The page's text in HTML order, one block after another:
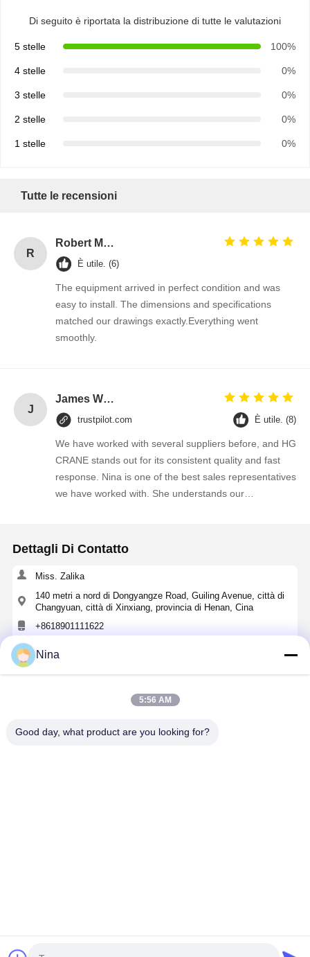
Di seguito è riportata la distribuzione di tutte le valutazioni
5 stelle 100%
4 stelle 0%
3 stelle 0%
2 stelle 0%
1 stelle 0%
Tutte le recensioni
R
Robert Miller
È utile. (6)
The equipment arrived in perfect condition and was
easy to install. The dimensions and specifications
matched our drawings exactly.Everything went
smoothly.
J
James Wilson
trustpilot.com È utile. (8)
We have worked with several suppliers before, and HG
CRANE stands out for its consistent quality and fast
response. Nina is one of the best sales representatives
we have worked with. She understands our
Dettagli Di Contatto
Miss. Zalika
140 metri a nord di Dongyangze Road, Guiling Avenue, città di
Changyuan, città di Xinxiang, provincia di Henan, Cina
+8618901111622
Ottieni Il Miglior Prezzo Per
Nina
5:56 AM
Good day, what product are you looking for?